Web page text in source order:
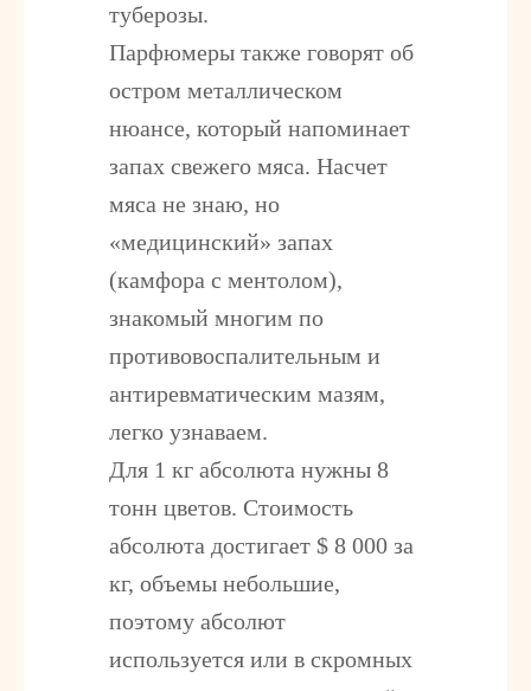
туберозы.
Парфюмеры также говорят об
остром металлическом
нюансе, который напоминает
запах свежего мяса. Насчет
мяса не знаю, но
«медицинский» запах
(камфора с ментолом),
знакомый многим по
противовоспалительным и
антиревматическим мазям,
легко узнаваем.
Для 1 кг абсолюта нужны 8
тонн цветов. Стоимость
абсолюта достигает $ 8 000 за
кг, объемы небольшие,
поэтому абсолют
используется или в скромных